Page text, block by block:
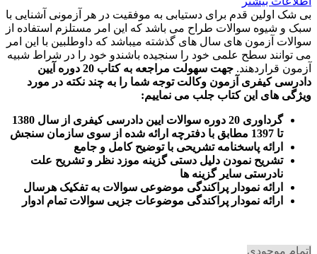
بی شک اولین قدم برای دستیابی به موفقیت در هر آزمونی آشنایی با
سبک و شیوه سوالات طراح می باشد که این امر مستلزم استفاده از
سوالات آزمون های سال های گذشته میباشد که داوطلبین با این امر
می توانند سطح علمی خود را سنجیده باشندو خود را در شراط شبیه
آزمون قراردهند.
جهت سهولت مراجعه به کتاب 20 دوره آیین
دادرسی کیفری آزمون وکالت توجه شما را به چند نکته در مورد
ویژگی های این کتاب جلب می نماییم:
گرداوری 20 دوره سوالات ایین دادرسی کیفری از سال 1380
تا 1397 مطابق با دفترچه ارائه شده از سوی سازمان سنجش
ارائه پاسخنامه تشریحی با توضیح کامل و جامع
تشریح نمودن دلیل دستی گزینه موزد نظر و تشریح علت
نادرستی سایر گزینه ها
ارائه نمودار پراکندگی موضوعی سوالات به تفکیک هرسال
رائه نمودار پراکندگی موضوعات جزیی سوالات تمام ادوار
اتمام موجودی